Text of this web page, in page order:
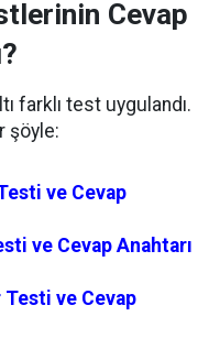
Cevap
farklı test uygulandı.
şöyle:
ve Cevap
ve Cevap Anahtarı
Testi ve Cevap